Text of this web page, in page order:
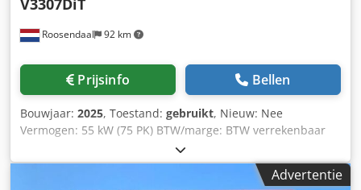
Roosendaal 92 km
V3307DiT
Prijsinfo Bellen
Bouwjaar: 2025, Toestand: gebruikt, Nieuw: Nee
Vermogen: 55 kW (75 PK) BTW/marge: BTW verrekenbaar
voor ondernemers Dodpjzkamiefx Ambjck Running
hours/condition: 0 brand new Arrn Number: 380-1769
Approx. weight in kg: 265 KG Dimensions LxBxH: 100 x 80 x
Advertentie